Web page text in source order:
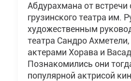
Абдурахмана от встречи
грузинского театра им.
художественным
театра Сандро
актерами Хорава и
Познакомились они
популярной актрисой